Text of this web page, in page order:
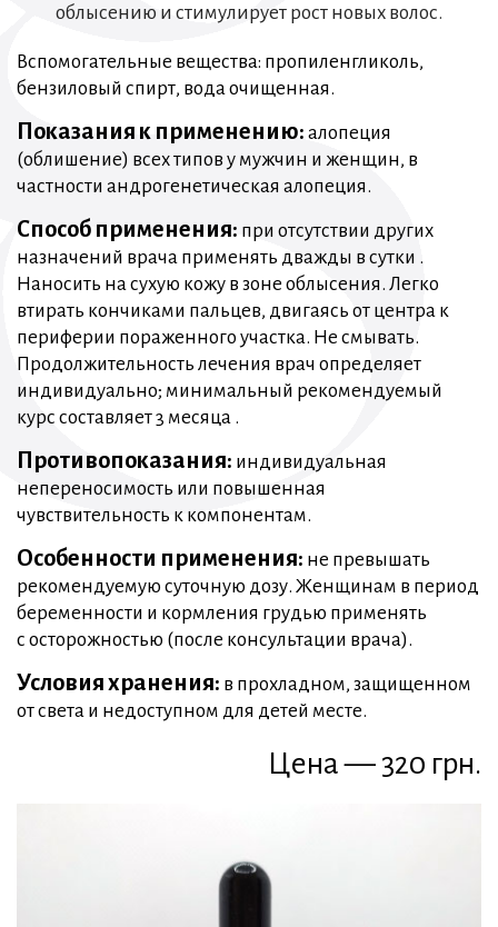
облысению и стимулирует рост новых волос.
Вспомогательные вещества: пропиленгликоль,
бензиловый спирт, вода очищенная.
Показания к применению: алопеция
(облишение) всех типов у мужчин и женщин, в
частности андрогенетическая алопеция.
Способ применения: при отсутствии других
назначений врача применять дважды в сутки .
Наносить на сухую кожу в зоне облысения. Легко
втирать кончиками пальцев, двигаясь от центра к
периферии пораженного участка. Не смывать.
Продолжительность лечения врач определяет
индивидуально; минимальный рекомендуемый
курс составляет 3 месяца .
Противопоказания: индивидуальная
непереносимость или повышенная
чувствительность к компонентам.
Особенности применения: не превышать
рекомендуемую суточную дозу. Женщинам в период
беременности и кормления грудью применять
с осторожностью (после консультации врача).
Условия хранения: в прохладном, защищенном
от света и недоступном для детей месте.
Цена — 320 грн.